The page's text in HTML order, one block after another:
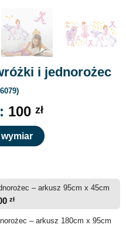
i jednorożec
100 zł
– arkusz 95cm x 45cm
zł
– arkusz 180cm x 95cm